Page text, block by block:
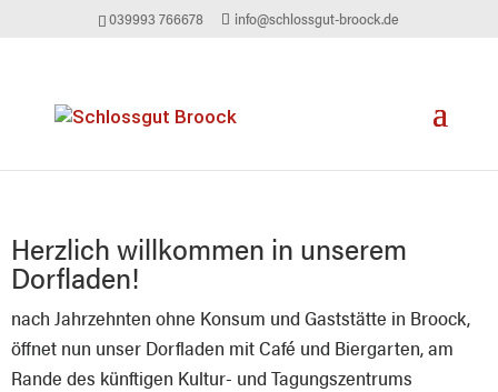
039993 766678 info@schlossgut-broock.de
Herzlich willkommen in unserem
Dorfladen!
nach Jahrzehnten ohne Konsum und Gaststätte in Broock,
öffnet nun unser Dorfladen mit Café und Biergarten, am
Rande des künftigen Kultur- und Tagungszentrums